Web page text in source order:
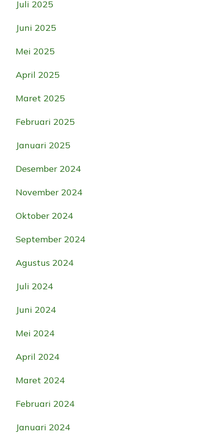
Juli 2025
Juni 2025
Mei 2025
April 2025
Maret 2025
Februari 2025
Januari 2025
Desember 2024
November 2024
Oktober 2024
September 2024
Agustus 2024
Juli 2024
Juni 2024
Mei 2024
April 2024
Maret 2024
Februari 2024
Januari 2024